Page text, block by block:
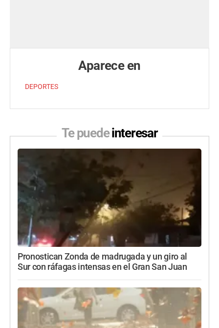
Aparece en
DEPORTES
Te puedeinteresar
Pronostican Zonda de madrugada y un giro al
Sur con ráfagas intensas en el Gran San Juan